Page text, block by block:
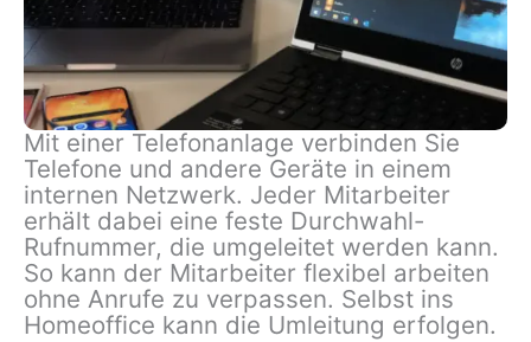
Mit einer Telefonanlage verbinden Sie
Telefone und andere Geräte in einem
internen Netzwerk. Jeder Mitarbeiter
erhält dabei eine feste Durchwahl-
Rufnummer, die umgeleitet werden kann.
So kann der Mitarbeiter flexibel arbeiten
ohne Anrufe zu verpassen. Selbst ins
Homeoffice kann die Umleitung erfolgen.